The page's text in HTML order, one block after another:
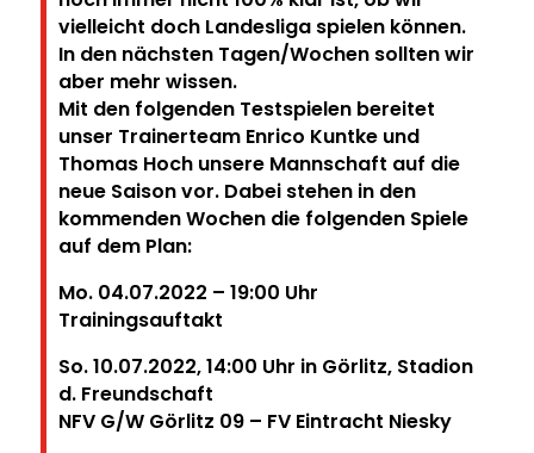
vielleicht doch Landesliga spielen können.
In den nächsten Tagen/Wochen sollten wir
aber mehr wissen.
Mit den folgenden Testspielen bereitet
unser Trainerteam Enrico Kuntke und
Thomas Hoch unsere Mannschaft auf die
neue Saison vor. Dabei stehen in den
kommenden Wochen die folgenden Spiele
auf dem Plan:
Mo. 04.07.2022 – 19:00 Uhr
Trainingsauftakt
So. 10.07.2022, 14:00 Uhr in Görlitz, Stadion
d. Freundschaft
NFV G/W Görlitz 09 – FV Eintracht Niesky